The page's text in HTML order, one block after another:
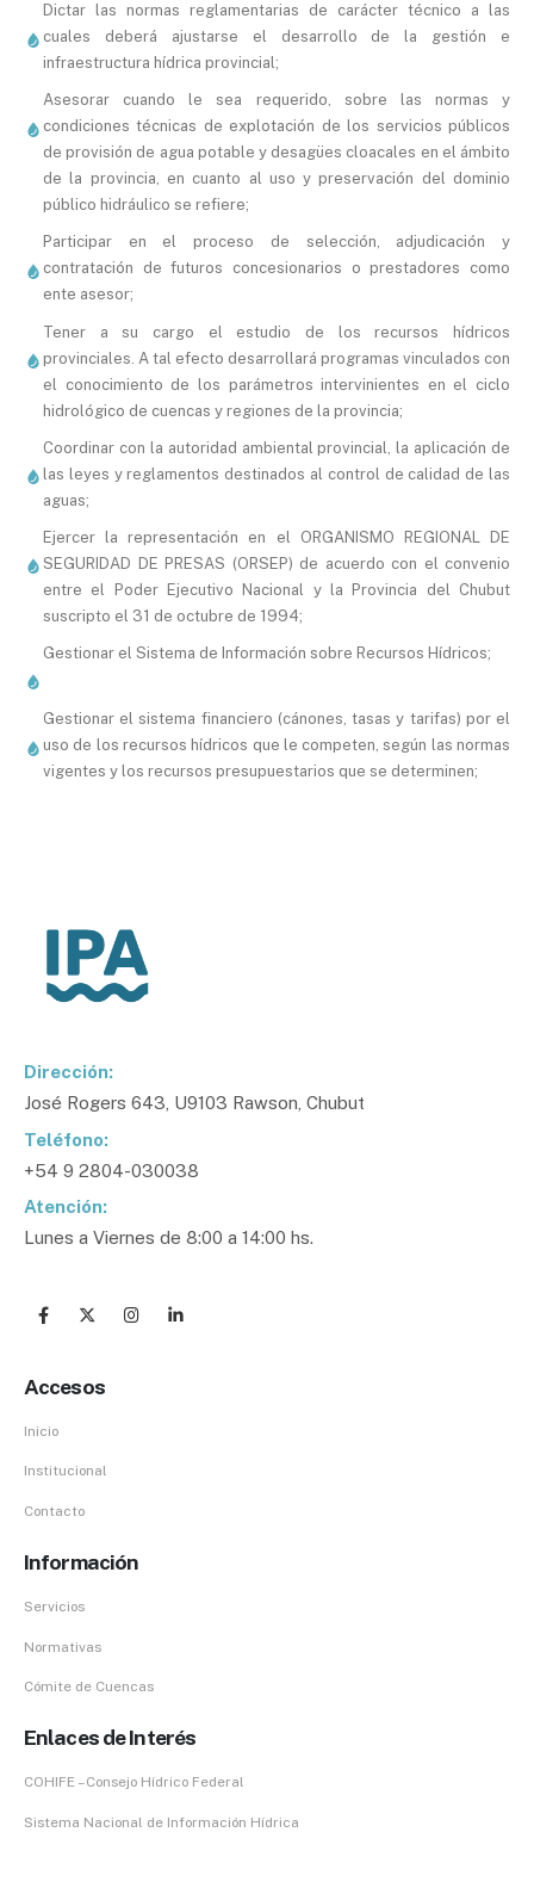
Dictar las normas reglamentarias de carácter técnico a las
cuales deberá ajustarse el desarrollo de la gestión e
infraestructura hídrica provincial;
Asesorar cuando le sea requerido, sobre las normas y
condiciones técnicas de explotación de los servicios públicos
de provisión de agua potable y desagües cloacales en el ámbito
de la provincia, en cuanto al uso y preservación del dominio
público hidráulico se refiere;
Participar en el proceso de selección, adjudicación y
contratación de futuros concesionarios o prestadores como
ente asesor;
Tener a su cargo el estudio de los recursos hídricos
provinciales. A tal efecto desarrollará programas vinculados con
el conocimiento de los parámetros intervinientes en el ciclo
hidrológico de cuencas y regiones de la provincia;
Coordinar con la autoridad ambiental provincial, la aplicación de
las leyes y reglamentos destinados al control de calidad de las
aguas;
Ejercer la representación en el ORGANISMO REGIONAL DE
SEGURIDAD DE PRESAS (ORSEP) de acuerdo con el convenio
entre el Poder Ejecutivo Nacional y la Provincia del Chubut
suscripto el 31 de octubre de 1994;
Gestionar el Sistema de Información sobre Recursos Hídricos;
Gestionar el sistema financiero (cánones, tasas y tarifas) por el
uso de los recursos hídricos que le competen, según las normas
vigentes y los recursos presupuestarios que se determinen;
Dirección:
José Rogers 643, U9103 Rawson, Chubut
Teléfono:
+54 9 2804-030038
Atención:
Lunes a Viernes de 8:00 a 14:00 hs.
Accesos
Inicio
Institucional
Contacto
Información
Servicios
Normativas
Cómite de Cuencas
Enlaces de Interés
COHIFE – Consejo Hídrico Federal
Sistema Nacional de Información Hídrica